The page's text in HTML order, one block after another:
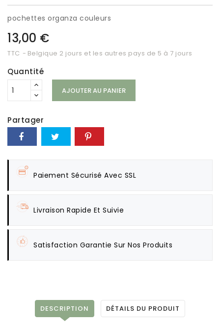
pochettes organza couleurs
13,00 €
TTC Belgique 2 jours et les autres pays de 5 à 7 jours
Quantité
AJOUTER AU PANIER
Partager
Paiement Sécurisé Avec SSL
Livraison Rapide Et Suivie
Satisfaction Garantie Sur Nos Produits
DESCRIPTION DÉTAILS DU PRODUIT